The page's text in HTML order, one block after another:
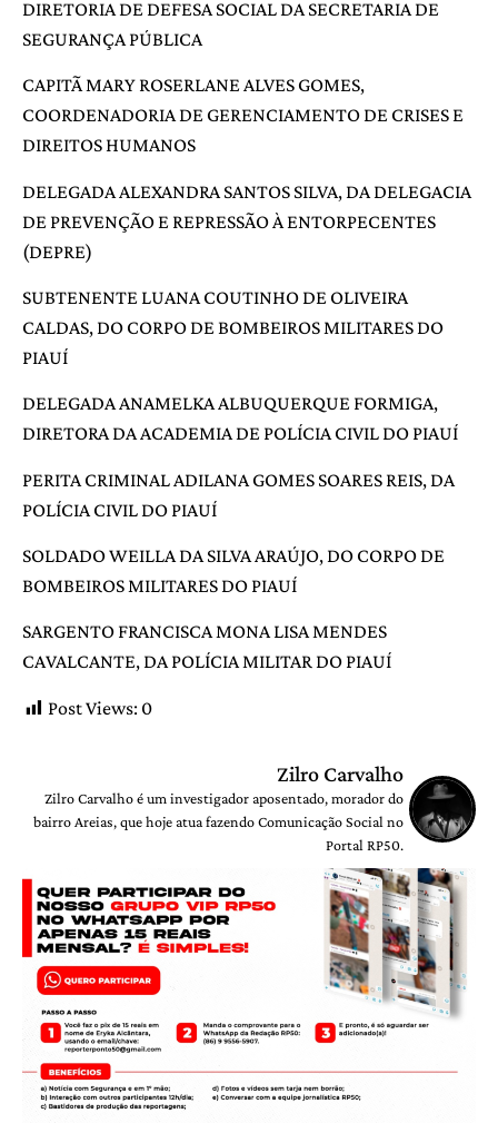
DIRETORIA DE DEFESA SOCIAL DA SECRETARIA DE
SEGURANÇA PÚBLICA
CAPITÃ MARY ROSERLANE ALVES GOMES,
COORDENADORIA DE GERENCIAMENTO DE CRISES E
DIREITOS HUMANOS
DELEGADA ALEXANDRA SANTOS SILVA, DA DELEGACIA
DE PREVENÇÃO E REPRESSÃO À ENTORPECENTES
(DEPRE)
SUBTENENTE LUANA COUTINHO DE OLIVEIRA
CALDAS, DO CORPO DE BOMBEIROS MILITARES DO
PIAUÍ
DELEGADA ANAMELKA ALBUQUERQUE FORMIGA,
DIRETORA DA ACADEMIA DE POLÍCIA CIVIL DO PIAUÍ
PERITA CRIMINAL ADILANA GOMES SOARES REIS, DA
POLÍCIA CIVIL DO PIAUÍ
SOLDADO WEILLA DA SILVA ARAÚJO, DO CORPO DE
BOMBEIROS MILITARES DO PIAUÍ
SARGENTO FRANCISCA MONA LISA MENDES
CAVALCANTE, DA POLÍCIA MILITAR DO PIAUÍ
Post Views: 0
Zilro Carvalho
Zilro Carvalho é um investigador aposentado, morador do
bairro Areias, que hoje atua fazendo Comunicação Social no
Portal RP50.